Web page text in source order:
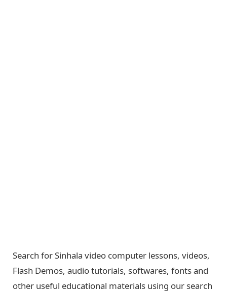
Search for Sinhala video computer lessons, videos,
Flash Demos, audio tutorials, softwares, fonts and
other useful educational materials using our search